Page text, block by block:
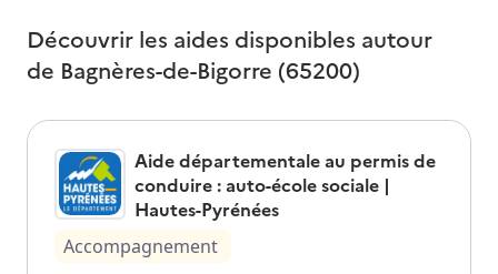
Découvrir les aides disponibles autour
de Bagnères-de-Bigorre (65200)
Aide départementale au permis de
conduire : auto-école sociale |
Hautes-Pyrénées
Accompagnement